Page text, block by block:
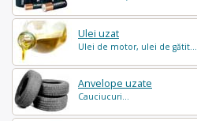
Ulei uzat
Ulei de motor, ulei de gătit...
Anvelope uzate
Cauciucuri...